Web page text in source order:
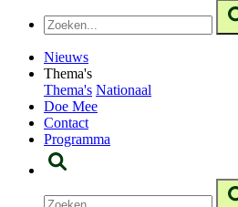
Nieuws
Thema's
Thema's Nationaal
Doe Mee
Contact
Programma